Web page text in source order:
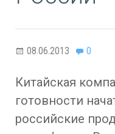
08.06.2013 0
Китайская
готовности
российские